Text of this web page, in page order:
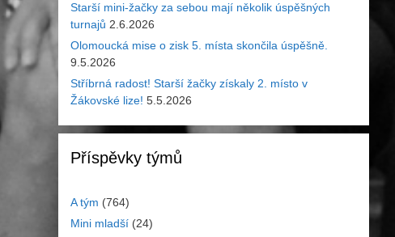
Starší mini-žačky za sebou mají několik úspěšných
turnajů 2.6.2026
Olomoucká mise o zisk 5. místa skončila úspěšně.
9.5.2026
Stříbrná radost! Starší žačky získaly 2. místo v
Žákovské lize! 5.5.2026
Příspěvky týmů
A tým (764)
Mini mladší (24)